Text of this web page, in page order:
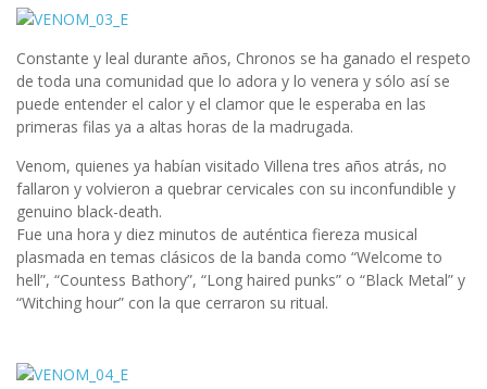
Constante y leal durante años, Chronos se ha ganado el respeto
de toda una comunidad que lo adora y lo venera y sólo así se
puede entender el calor y el clamor que le esperaba en las
primeras filas ya a altas horas de la madrugada.
Venom, quienes ya habían visitado Villena tres años atrás, no
fallaron y volvieron a quebrar cervicales con su inconfundible y
genuino black-death.
Fue una hora y diez minutos de auténtica fiereza musical
plasmada en temas clásicos de la banda como “Welcome to
hell”, “Countess Bathory”, “Long haired punks” o “Black Metal” y
“Witching hour” con la que cerraron su ritual.